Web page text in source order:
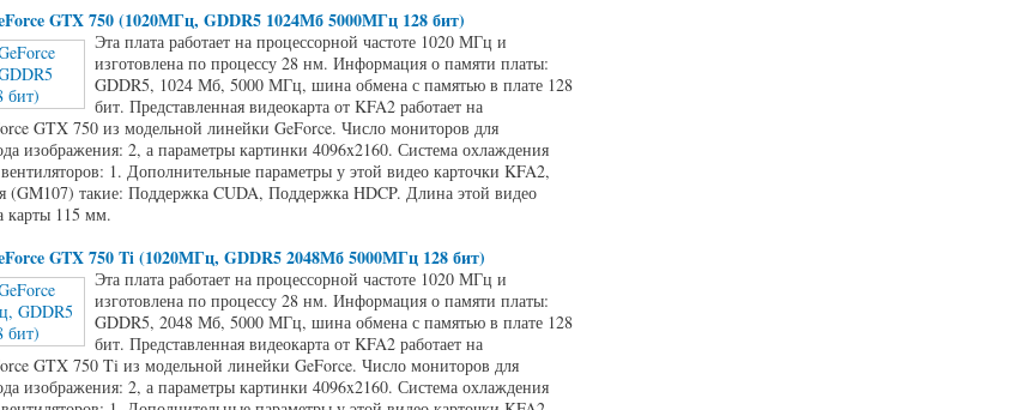
GTX 750 (1020МГц, GDDR5 1024Мб 5000МГц 128 бит)
Эта плата работает на процессорной частоте 1020 МГц и
изготовлена по процессу 28 нм. Информация о памяти платы:
GDDR5, 1024 Мб, 5000 МГц, шина обмена с памятью в плате 128
бит. Представленная видеокарта от KFA2 работает на
GTX 750 из модельной линейки GeForce. Число мониторов для
изображения: 2, а параметры картинки 4096x2160. Система охлаждения
1. Дополнительные параметры у этой видео карточки KFA2,
такие: Поддержка CUDA, Поддержка HDCP. Длина этой видео
карты 115 мм.
GTX 750 Ti (1020МГц, GDDR5 2048Мб 5000МГц 128 бит)
Эта плата работает на процессорной частоте 1020 МГц и
изготовлена по процессу 28 нм. Информация о памяти платы:
GDDR5, 2048 Мб, 5000 МГц, шина обмена с памятью в плате 128
бит. Представленная видеокарта от KFA2 работает на
GTX 750 Ti из модельной линейки GeForce. Число мониторов для
изображения: 2, а параметры картинки 4096x2160. Система охлаждения